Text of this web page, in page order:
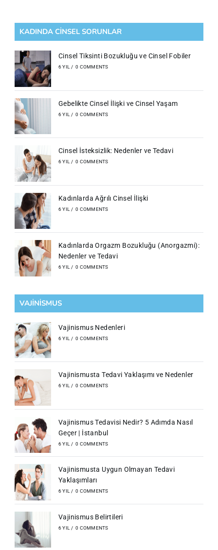
KADINDA CİNSEL SORUNLAR
Cinsel Tiksinti Bozukluğu ve Cinsel Fobiler
6 YIL / 0 COMMENTS
Gebelikte Cinsel İlişki ve Cinsel Yaşam
6 YIL / 0 COMMENTS
Cinsel İsteksizlik: Nedenler ve Tedavi
6 YIL / 0 COMMENTS
Kadınlarda Ağrılı Cinsel İlişki
6 YIL / 0 COMMENTS
Kadınlarda Orgazm Bozukluğu (Anorgazmi):
Nedenler ve Tedavi
6 YIL / 0 COMMENTS
VAJİNİSMUS
Vajinismus Nedenleri
6 YIL / 0 COMMENTS
Vajinismusta Tedavi Yaklaşımı ve Nedenler
6 YIL / 0 COMMENTS
Vajinismus Tedavisi Nedir? 5 Adımda Nasıl
Geçer | İstanbul
6 YIL / 0 COMMENTS
Vajinismusta Uygun Olmayan Tedavi
Yaklaşımları
6 YIL / 0 COMMENTS
Vajinismus Belirtileri
6 YIL / 0 COMMENTS